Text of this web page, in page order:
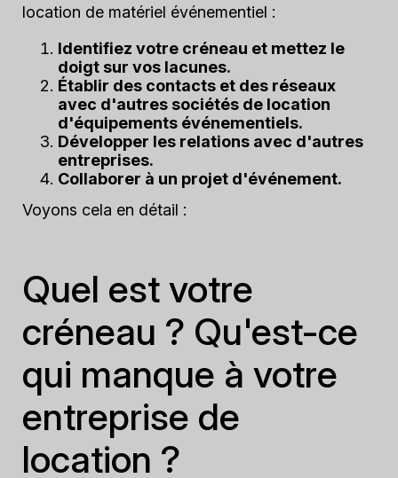
location de matériel événementiel :
Identifiez votre créneau et mettez le
doigt sur vos lacunes.
Établir des contacts et des réseaux
avec d'autres sociétés de location
d'équipements événementiels.
Développer les relations avec d'autres
entreprises.
Collaborer à un projet d'événement.
Voyons cela en détail :
Quel est votre
créneau ? Qu'est-ce
qui manque à votre
entreprise de
location ?